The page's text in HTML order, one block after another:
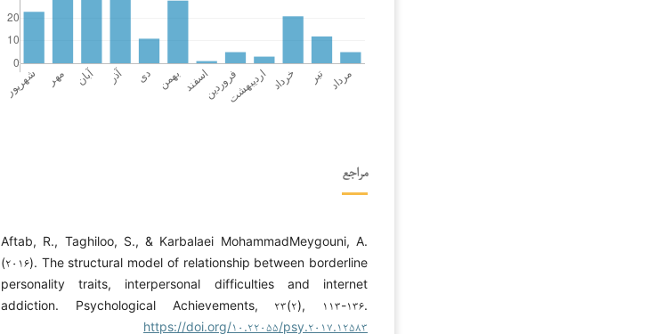
مراجع
Aftab, R., Taghiloo, S., & Karbalaei MohammadMeygouni, A.
(۲۰۱۶). The structural model of relationship between borderline
personality traits, interpersonal difficulties and internet
addiction. Psychological Achievements, ۲۳(۲), ۱۱۳-۱۳۶.
https://doi.org/۱۰.۲۲۰۵۵/psy.۲۰۱۷.۱۲۵۸۳